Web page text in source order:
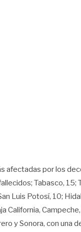
afectadas por los
Tabasco, 15;
Luis Potosí, 10;
California,
y Sonora, con una